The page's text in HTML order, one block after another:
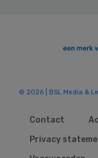
© 2026 | BSL Media &
Contact
Privacy